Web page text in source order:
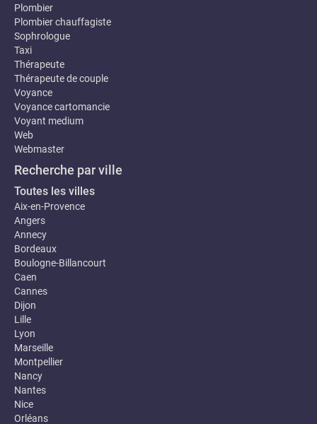
Plombier
Plombier chauffagiste
Sophrologue
Taxi
Thérapeute
Thérapeute de couple
Voyance
Voyance cartomancie
Voyant medium
Web
Webmaster
Recherche par ville
Toutes les villes
Aix-en-Provence
Angers
Annecy
Bordeaux
Boulogne-Billancourt
Caen
Cannes
Dijon
Lille
Lyon
Marseille
Montpellier
Nancy
Nantes
Nice
Orléans